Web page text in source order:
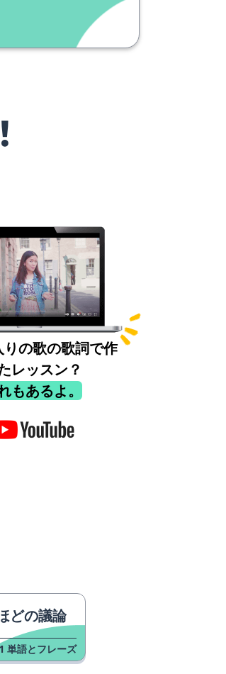
りの歌の歌詞で作
レッスン？
もあるよ。
どの議論
単語とフレーズ